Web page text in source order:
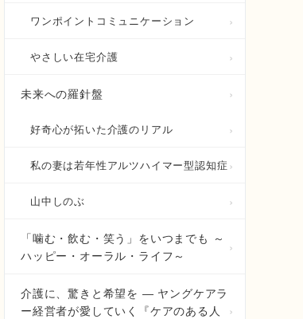
ワンポイントコミュニケーション
やさしい在宅介護
未来への羅針盤
好奇心が拓いた介護のリアル
私の妻は若年性アルツハイマー型認知症
山中しのぶ
「噛む・飲む・笑う」をいつまでも ～
ハッピー・オーラル・ライフ～
介護に、驚きと希望を ― ヤングケアラ
ー経営者が愛していく『ケアのある人